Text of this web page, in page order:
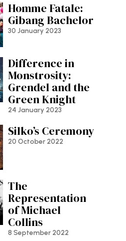
Homme Fatale:
Gibang Bachelor
30 January 2023
Difference in
Monstrosity:
Grendel and the
Green Knight
24 January 2023
Silko’s Ceremony
20 October 2022
The
Representation
of Michael
Collins
8 September 2022